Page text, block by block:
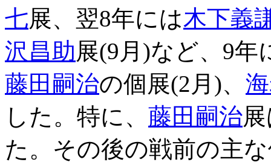
七展、翌8年には木下義
沢昌助展(9月)など、9
藤田嗣治の個展(2月)、
した。特に、 藤田嗣治
た。その後の戦前の主